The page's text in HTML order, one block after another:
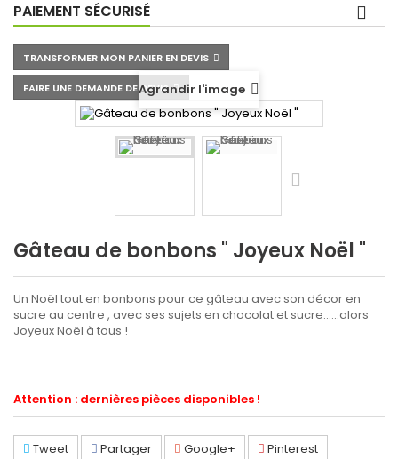
PAIEMENT SÉCURISÉ
TRANSFORMER MON PANIER EN DEVIS
FAIRE UNE DEMANDE DE DEVISAgrandir l'image
Gâteau de bonbons " Joyeux Noël "
Un Noël tout en bonbons pour ce gâteau avec son décor en
sucre au centre , avec ses sujets en chocolat et sucre......alors
Joyeux Noël à tous !
Attention : dernières pièces disponibles !
Tweet Partager Google+ Pinterest